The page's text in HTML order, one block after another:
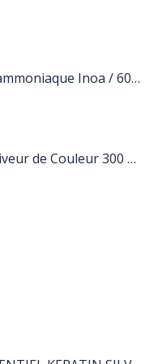
Coloration sans ammoniaque Inoa / 60ML
Shampooing Raviveur de Couleur 300 ml Rose de Schwarzkopf Professional